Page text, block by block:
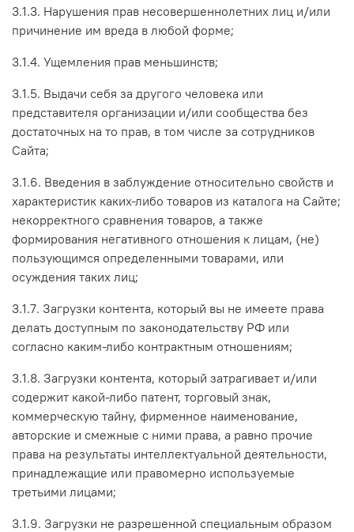
3.1.3. Нарушения прав несовершеннолетних лиц и/или
причинение им вреда в любой форме;
3.1.4. Ущемления прав меньшинств;
3.1.5. Выдачи себя за другого человека или
представителя организации и/или сообщества без
достаточных на то прав, в том числе за сотрудников
Сайта;
3.1.6. Введения в заблуждение относительно свойств и
характеристик каких-либо товаров из каталога на Сайте;
некорректного сравнения товаров, а также
формирования негативного отношения к лицам, (не)
пользующимся определенными товарами, или
осуждения таких лиц;
3.1.7. Загрузки контента, который вы не имеете права
делать доступным по законодательству РФ или
согласно каким-либо контрактным отношениям;
3.1.8. Загрузки контента, который затрагивает и/или
содержит какой-либо патент, торговый знак,
коммерческую тайну, фирменное наименование,
авторские и смежные с ними права, а равно прочие
права на результаты интеллектуальной деятельности,
принадлежащие или правомерно используемые
третьими лицами;
3.1.9. Загрузки не разрешенной специальным образом